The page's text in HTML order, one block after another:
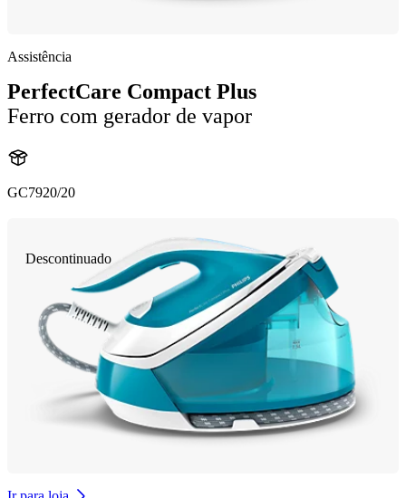
Assistência
PerfectCare Compact Plus
Ferro com gerador de vapor
GC7920/20
Descontinuado